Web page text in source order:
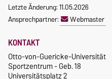
Letzte Änderung: 11.05.2026
Ansprechpartner:
Webmaster
KONTAKT
Otto-von-Guericke-Universität
Sportzentrum - Geb. 18
Universitätsplatz 2